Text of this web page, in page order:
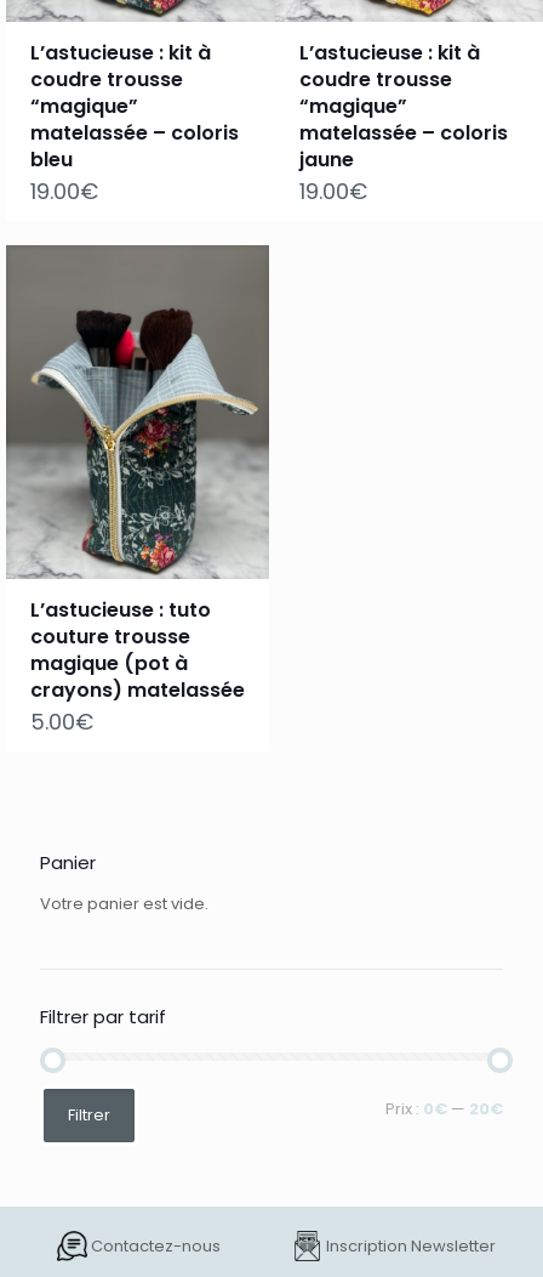
L’astucieuse : kit à
coudre trousse
“magique”
matelassée – coloris
bleu
19.00€
L’astucieuse : kit à
coudre trousse
“magique”
matelassée – coloris
jaune
19.00€
L’astucieuse : tuto
couture trousse
magique (pot à
crayons) matelassée
5.00€
Panier
Votre panier est vide.
Filtrer par tarif
Prix
min
Prix
maxFiltrer Prix : 0€ — 20€
Contactez-nous
Inscription Newsletter